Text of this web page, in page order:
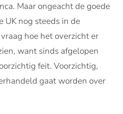
Maar ongeacht de goede
UK nog steeds in de
hoe het overzicht er
want sinds afgelopen
feit. Voorzichtig,
gaat worden over